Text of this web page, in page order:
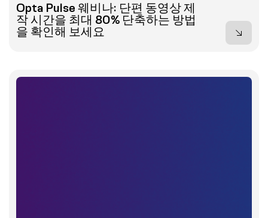
Opta Pulse 웨비나: 단편 동영상 제
작 시간을 최대 80% 단축하는 방법
을 확인해 보세요